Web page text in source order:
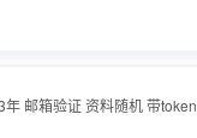
邮箱验证 资料随机 带token